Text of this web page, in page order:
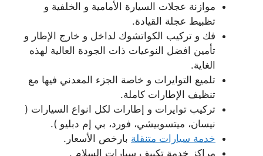
موازنة عجلات السيارة الأمامية و الخلفية و
تظبيط عجلة القيادة.
فك و تركيب الكواتشوك لداخل و خارج الإطار و
تأمين افضل النوعيات ذات الجودة العالية لهذه
الغاية.
تلميع التوايرات و خاصة الجزء المعدني فيها مع
تنظيف الإطارات كاملة.
تركيب توايرات و إطارات لكل انواع السيارات (
نيسان، ميتسوبيشي، فورد، بي إم دبليو ).
خدمة سيارات متنقلة بارخص الأسعار.
مراكز خدمة تكييف سيارات السلام .